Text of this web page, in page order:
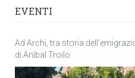
EVENTI
Ad Archi, tra storia
di Anìbal Troilo